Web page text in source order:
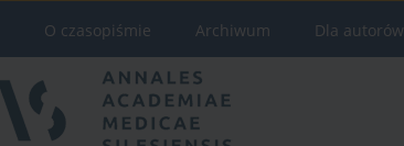
O czasopiśmie Archiwum Dla autorów